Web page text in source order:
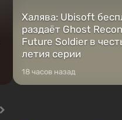
Халява: Ubisoft
раздаёт Ghost
Future Soldier в
летия серии
18 часов назад